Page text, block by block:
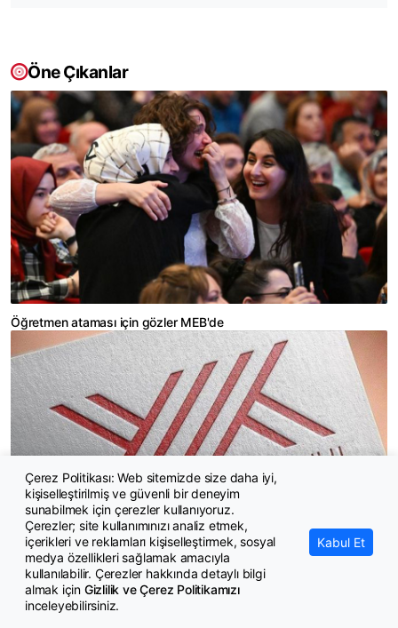
Öne Çıkanlar
Öğretmen ataması için gözler MEB'de
Şam'da Suriye-Türkiye Üniversitesi kuruluyor
Çerez Politikası: Web sitemizde size daha iyi,
kişiselleştirilmiş ve güvenli bir deneyim
sunabilmek için çerezler kullanıyoruz.
Çerezler; site kullanımınızı analiz etmek,
içerikleri ve reklamları kişiselleştirmek, sosyal
medya özellikleri sağlamak amacıyla
kullanılabilir. Çerezler hakkında detaylı bilgi
almak için Gizlilik ve Çerez Politikamızı
inceleyebilirsiniz.
Kabul Et